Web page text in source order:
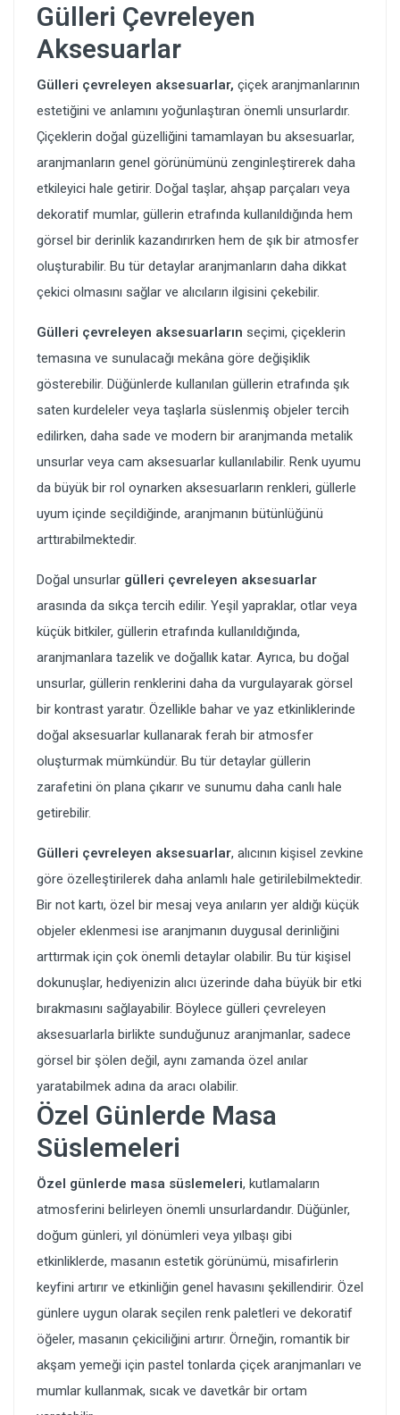
Gülleri Çevreleyen
Aksesuarlar
Gülleri çevreleyen aksesuarlar, çiçek aranjmanlarının
estetiğini ve anlamını yoğunlaştıran önemli unsurlardır.
Çiçeklerin doğal güzelliğini tamamlayan bu aksesuarlar,
aranjmanların genel görünümünü zenginleştirerek daha
etkileyici hale getirir. Doğal taşlar, ahşap parçaları veya
dekoratif mumlar, güllerin etrafında kullanıldığında hem
görsel bir derinlik kazandırırken hem de şık bir atmosfer
oluşturabilir. Bu tür detaylar aranjmanların daha dikkat
çekici olmasını sağlar ve alıcıların ilgisini çekebilir.
Gülleri çevreleyen aksesuarların seçimi, çiçeklerin
temasına ve sunulacağı mekâna göre değişiklik
gösterebilir. Düğünlerde kullanılan güllerin etrafında şık
saten kurdeleler veya taşlarla süslenmiş objeler tercih
edilirken, daha sade ve modern bir aranjmanda metalik
unsurlar veya cam aksesuarlar kullanılabilir. Renk uyumu
da büyük bir rol oynarken aksesuarların renkleri, güllerle
uyum içinde seçildiğinde, aranjmanın bütünlüğünü
arttırabilmektedir.
Doğal unsurlar gülleri çevreleyen aksesuarlar
arasında da sıkça tercih edilir. Yeşil yapraklar, otlar veya
küçük bitkiler, güllerin etrafında kullanıldığında,
aranjmanlara tazelik ve doğallık katar. Ayrıca, bu doğal
unsurlar, güllerin renklerini daha da vurgulayarak görsel
bir kontrast yaratır. Özellikle bahar ve yaz etkinliklerinde
doğal aksesuarlar kullanarak ferah bir atmosfer
oluşturmak mümkündür. Bu tür detaylar güllerin
zarafetini ön plana çıkarır ve sunumu daha canlı hale
getirebilir.
Gülleri çevreleyen aksesuarlar, alıcının kişisel zevkine
göre özelleştirilerek daha anlamlı hale getirilebilmektedir.
Bir not kartı, özel bir mesaj veya anıların yer aldığı küçük
objeler eklenmesi ise aranjmanın duygusal derinliğini
arttırmak için çok önemli detaylar olabilir. Bu tür kişisel
dokunuşlar, hediyenizin alıcı üzerinde daha büyük bir etki
bırakmasını sağlayabilir. Böylece gülleri çevreleyen
aksesuarlarla birlikte sunduğunuz aranjmanlar, sadece
görsel bir şölen değil, aynı zamanda özel anılar
yaratabilmek adına da aracı olabilir.
Özel Günlerde Masa
Süslemeleri
Özel günlerde masa süslemeleri, kutlamaların
atmosferini belirleyen önemli unsurlardandır. Düğünler,
doğum günleri, yıl dönümleri veya yılbaşı gibi
etkinliklerde, masanın estetik görünümü, misafirlerin
keyfini artırır ve etkinliğin genel havasını şekillendirir. Özel
günlere uygun olarak seçilen renk paletleri ve dekoratif
öğeler, masanın çekiciliğini artırır. Örneğin, romantik bir
akşam yemeği için pastel tonlarda çiçek aranjmanları ve
mumlar kullanmak, sıcak ve davetkâr bir ortam